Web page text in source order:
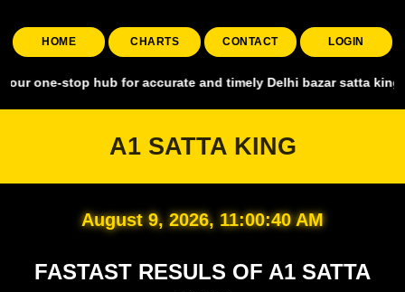
HOME CHARTS CONTACT LOGIN
hub for accurate and timely Delhi bazar satta king,
A1 SATTA KING
August 9, 2026, 11:00:41 AM
FASTAST RESULS OF A1 SATTA